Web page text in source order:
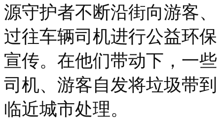
源守护者不断沿街向游客、
过往车辆司机进行公益环保
宣传。在他们带动下，一些
司机、游客自发将垃圾带到
临近城市处理。